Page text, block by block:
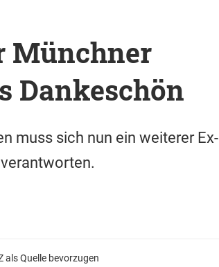
Münchner
Dankeschön
muss sich nun ein weiterer Ex-
als Quelle bevorzugen